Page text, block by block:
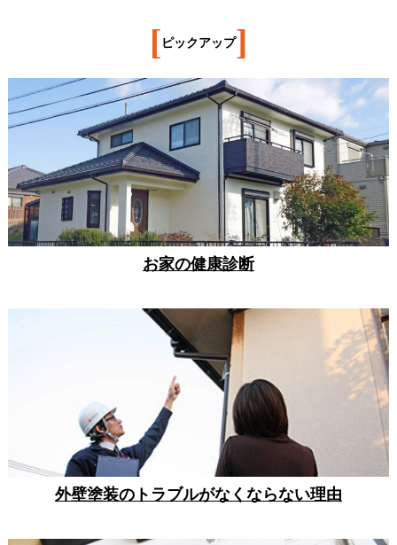
[ ピックアップ]
お家の健康診断
外壁塗装のトラブルがなくならない理由